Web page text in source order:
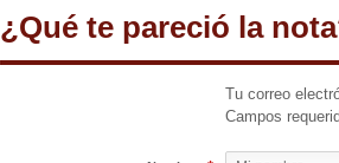
¿Qué te pareció la
Tu correo
Campos